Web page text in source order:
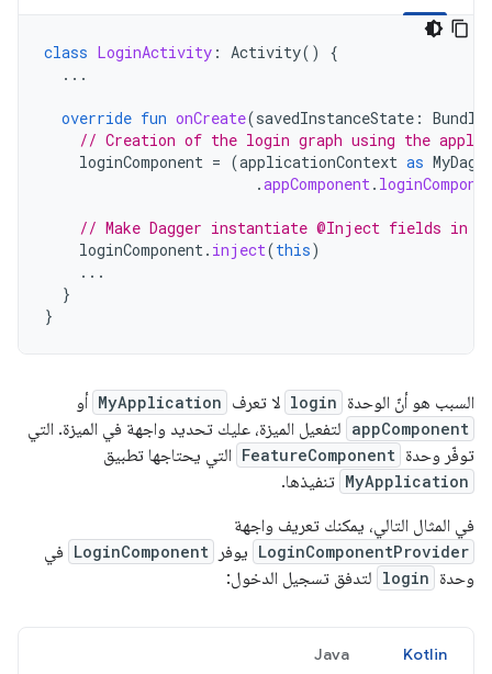
class LoginActivity : Activity()
{
...
override fun onCreate(savedInstanceState :
// Creation of the login graph using the
loginComponent = (applicationContext as
.appComponent.
// Make Dagger instantiate @Inject fields in
loginComponent. inject(this)
...
}
}
السبب هو أنّ الوحدة login لا تعرف MyApplication أو
appComponent لتفعيل الميزة، عليك تحديد واجهة في الميزة. التي
توفّر وحدة FeatureComponent التي يحتاجها تطبيق
MyApplication تنفيذها.
في المثال التالي، يمكنك تعريف واجهة
LoginComponentProvider يوفر LoginComponent في
وحدة login لتدفق تسجيل الدخول:
Kotlin
Java